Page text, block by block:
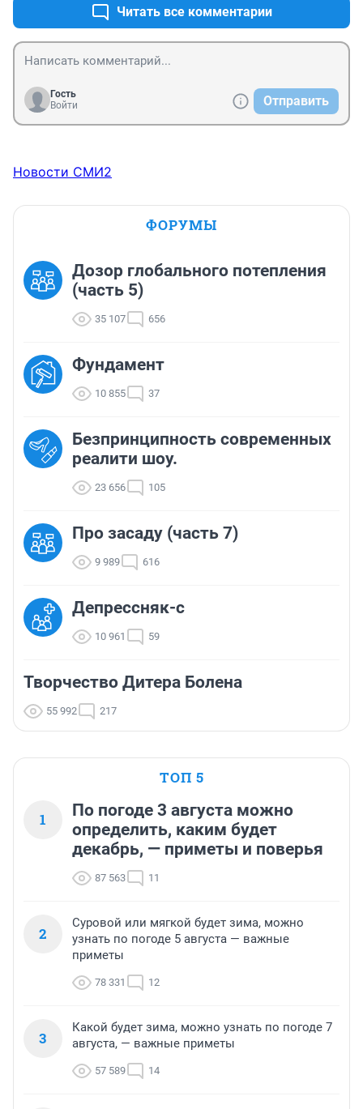
Читать все комментарии
Гость
Войти
Отправить
Новости СМИ2
ФОРУМЫ
Дозор глобального потепления
(часть 5)
35 107 656
Фундамент
10 855 37
Безпринципность современных
реалити шоу.
23 656 105
Про засаду (часть 7)
9 989 616
Депрессняк-с
10 961 59
Творчество Дитера Болена
55 992 217
ТОП 5
1
По погоде 3 августа можно
определить, каким будет
декабрь, — приметы и поверья
87 563 11
2
Суровой или мягкой будет зима, можно
узнать по погоде 5 августа — важные
приметы
78 331 12
3
Какой будет зима, можно узнать по погоде 7
августа, — важные приметы
57 589 14